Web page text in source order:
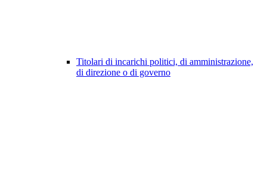
Titolari di incarichi politici, di amministrazione,
di direzione o di governo